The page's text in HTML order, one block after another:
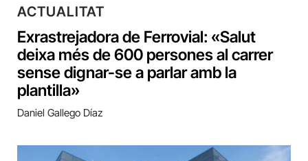
ACTUALITAT
Exrastrejadora de Ferrovial: «Salut
deixa més de 600 persones al carrer
sense dignar-se a parlar amb la
plantilla»
Daniel Gallego Díaz